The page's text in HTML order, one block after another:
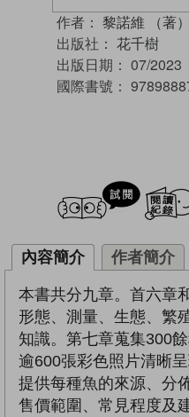
作者： 黎諾維 （著）
出版社： 花千樹
出版日期： 07/2023
國際書號：
試閲
內容簡介 作者簡介
本書共分九章。首六章
形態、測量、生態、繁
知識。第七章蒐集300
逾600張彩色照片清晰
提供每種魚的來源、分
售價範圍、常見程度及